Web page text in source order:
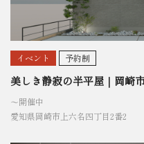
イベント 予約制
美しき静寂の半平屋｜岡崎
〜開催中
愛知県岡崎市上六名四丁目2番2